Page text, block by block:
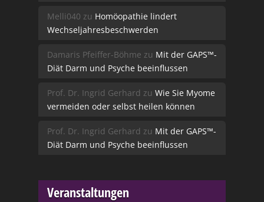
Melli040 zu Homöopathie lindert
Wechseljahresbeschwerden
Damaris Pfeiffer-Böhme zu Mit der GAPS™-
Diät Darm und Psyche beeinflussen
Prof. Dr. Ingrid Gerhard zu Wie Sie Myome
vermeiden oder selbst heilen können
Prof. Dr. Ingrid Gerhard zu Mit der GAPS™-
Diät Darm und Psyche beeinflussen
Veranstaltungen